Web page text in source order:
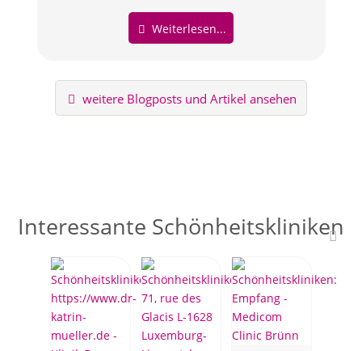
Weiterlesen...
weitere Blogposts und Artikel ansehen
Interessante Schönheitskliniken